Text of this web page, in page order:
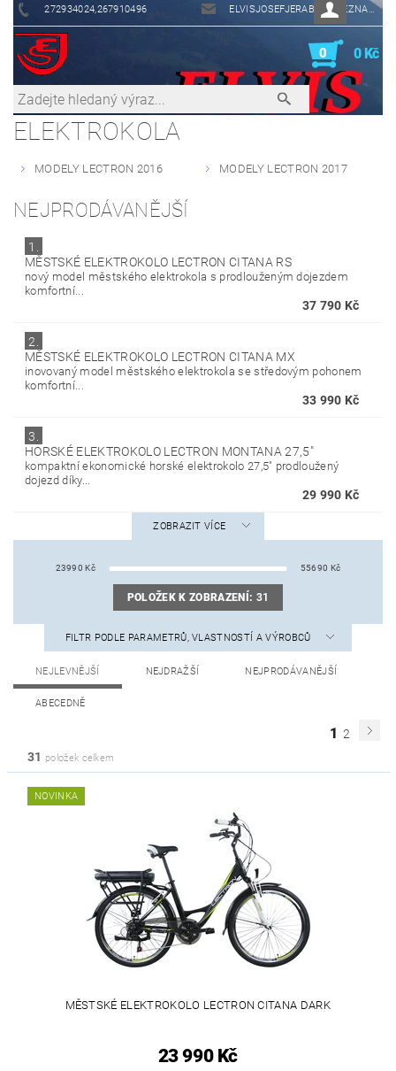
272934024,267910496 ELVISJOSEFJERABEK@SEZNAM.CZ
0 0 Kč
ELEKTROKOLA
MODELY LECTRON 2016 MODELY LECTRON 2017
NEJPRODÁVANĚJŠÍ
1.
MĚSTSKÉ ELEKTROKOLO LECTRON CITANA RS
nový model městského elektrokola s prodlouženým dojezdem
komfortní...
37 790 Kč
2.
MĚSTSKÉ ELEKTROKOLO LECTRON CITANA MX
inovovaný model městského elektrokola se středovým pohonem
komfortní...
33 990 Kč
3.
HORSKÉ ELEKTROKOLO LECTRON MONTANA 27,5"
kompaktní ekonomické horské elektrokolo 27,5" prodloužený
dojezd díky...
29 990 Kč
ZOBRAZIT VÍCE
23990 Kč 55690 Kč
POLOŽEK K ZOBRAZENÍ: 31
FILTR PODLE PARAMETRŮ, VLASTNOSTÍ A VÝROBCŮ
NEJLEVNĚJŠÍ NEJDRAŽŠÍ NEJPRODÁVANĚJŠÍ
ABECEDNĚ
1 2
31 položek celkem
NOVINKA
MĚSTSKÉ ELEKTROKOLO LECTRON CITANA DARK
23 990 Kč